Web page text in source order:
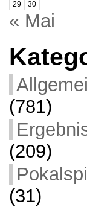
29
30
« Mai
(781)
(209)
(31)